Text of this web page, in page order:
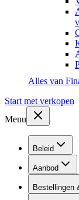
Alles van
Start met verkopen
Menu
Beleid
Aanbod
Bestellingen